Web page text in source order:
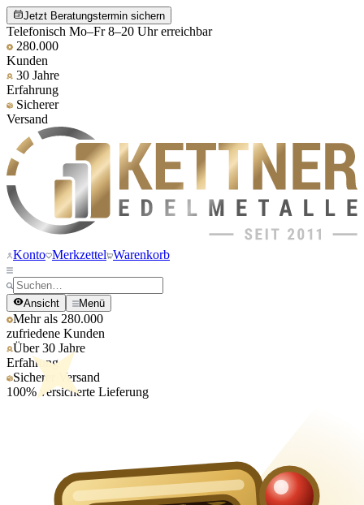
Jetzt Beratungstermin sichern
Telefonisch Mo–Fr 8–20 Uhr erreichbar
280.000
Kunden
30 Jahre
Erfahrung
Sicherer
Versand
Konto Merkzettel Warenkorb
Ansicht Menü
Mehr als 280.000
zufriedene Kunden
Über 30 Jahre
Erfahrung
Sicherer Versand
100% versicherte Lieferung